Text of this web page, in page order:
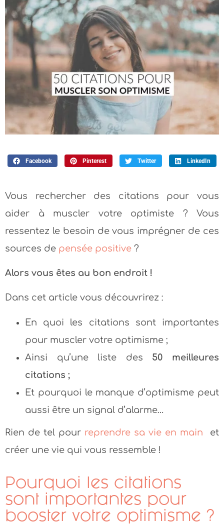
Facebook Pinterest Twitter LinkedIn
Vous rechercher des citations pour vous
aider à muscler votre optimiste ? Vous
ressentez le besoin de vous imprégner de ces
sources de pensée positive ?
Alors vous êtes au bon endroit !
Dans cet article vous découvrirez :
En quoi les citations sont importantes
pour muscler votre optimisme ;
Ainsi qu’une liste des 50 meilleures
citations ;
Et pourquoi le manque d’optimisme peut
aussi être un signal d’alarme…
Rien de tel pour reprendre sa vie en main
et
créer une vie qui vous ressemble !
Pourquoi les citations
sont importantes pour
booster votre optimisme ?